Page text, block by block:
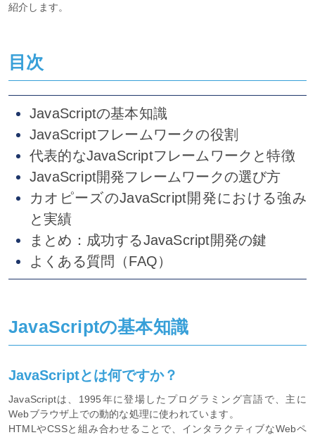
紹介します。
目次
JavaScriptの基本知識
JavaScriptフレームワークの役割
代表的なJavaScriptフレームワークと特徴
JavaScript開発フレームワークの選び方
カオピーズのJavaScript開発における強み
と実績
まとめ：成功するJavaScript開発の鍵
よくある質問（FAQ）
JavaScriptの基本知識
JavaScriptとは何ですか？
JavaScriptは、1995年に登場したプログラミング言語で、主に
Webブラウザ上での動的な処理に使われています。
HTMLやCSSと組み合わせることで、インタラクティブなWebペ